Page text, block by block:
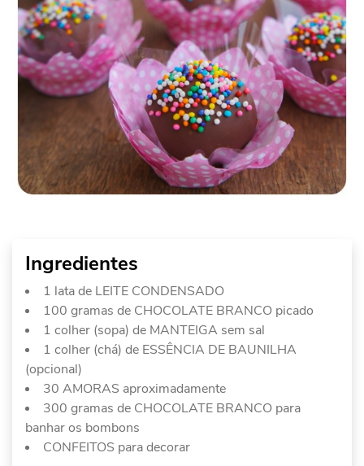
Ingredientes
1 lata de LEITE CONDENSADO
100 gramas de CHOCOLATE BRANCO picado
1 colher (sopa) de MANTEIGA sem sal
1 colher (chá) de ESSÊNCIA DE BAUNILHA
(opcional)
30 AMORAS aproximadamente
300 gramas de CHOCOLATE BRANCO para
banhar os bombons
CONFEITOS para decorar